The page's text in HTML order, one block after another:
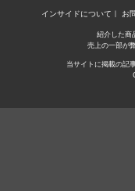
インサイドについて お
紹介した商
売上の一部が
当サイトに掲載の記